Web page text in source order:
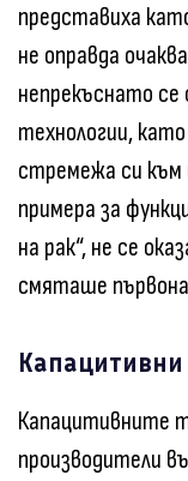
представиха
не оправда
непрекъснато
технологии,
стремежа си към
примера за
на рак“, не се
смяташе
Капацитивни
Капацитивните
производители